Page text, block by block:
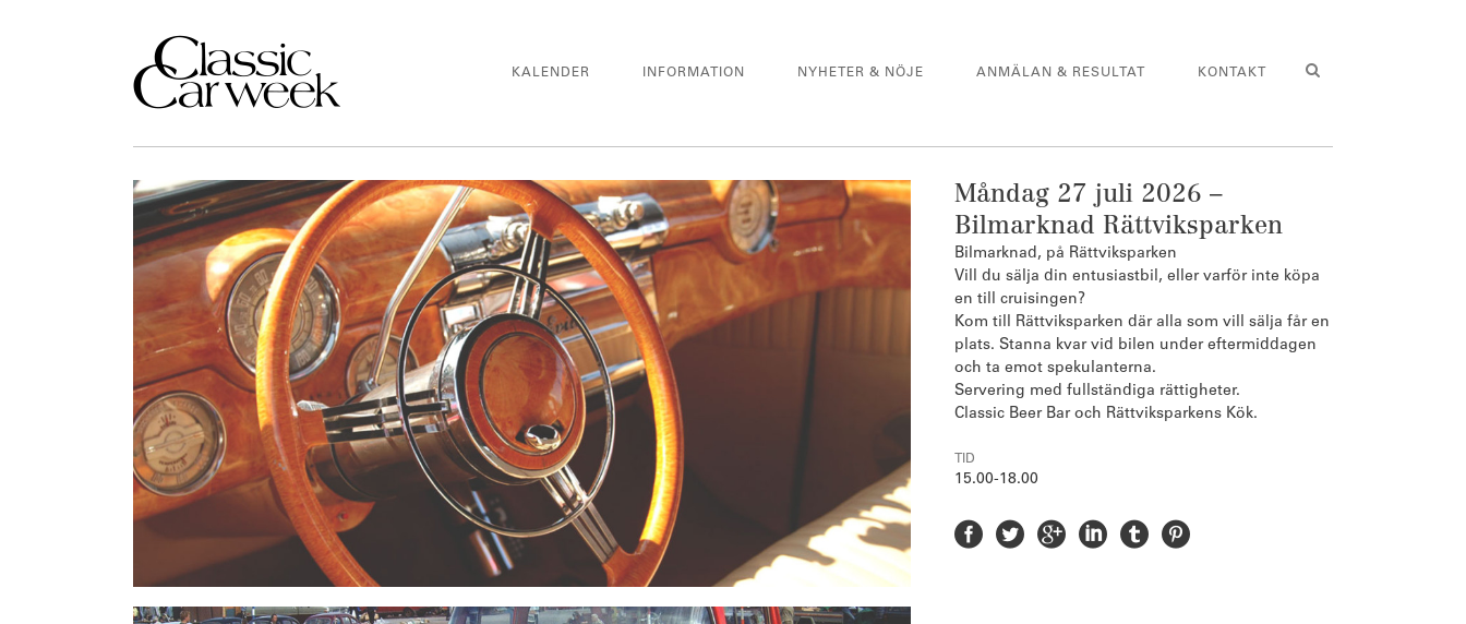
KALENDER INFORMATION NYHETER & NÖJE ANMÄLAN & RESULTAT KONTAKT
Måndag 27 juli 2026 –
Bilmarknad Rättviksparken
Bilmarknad, på Rättviksparken
Vill du sälja din entusiastbil, eller varför inte köpa
en till cruisingen?
Kom till Rättviksparken där alla som vill sälja får en
plats. Stanna kvar vid bilen under eftermiddagen
och ta emot spekulanterna.
Servering med fullständiga rättigheter.
Classic Beer Bar och Rättviksparkens Kök.
TID
15.00-18.00